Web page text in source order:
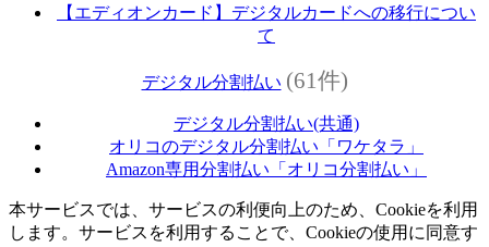
【エディオンカード】デジタルカードへの移行につい
て
デジタル分割払い (61件)
デジタル分割払い(共通)
オリコのデジタル分割払い「ワケタラ」
Amazon専用分割払い「オリコ分割払い」
本サービスでは、サービスの利便向上のため、Cookieを利用
します。サービスを利用することで、Cookieの使用に同意す